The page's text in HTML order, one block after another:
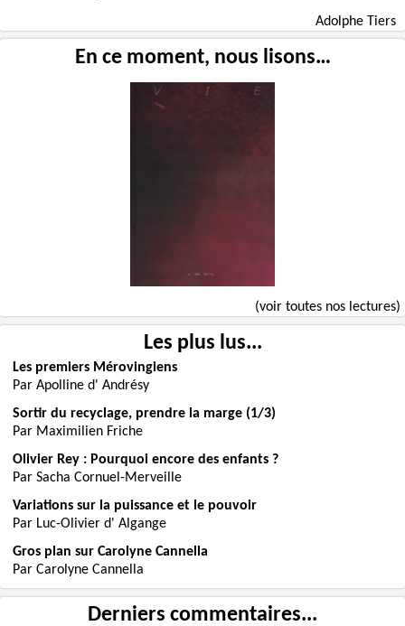
Adolphe Tiers
En ce moment, nous lisons…
(voir toutes nos lectures)
Les plus lus...
Les premiers Mérovingiens
Par Apolline d' Andrésy
Sortir du recyclage, prendre la marge (1/3)
Par Maximilien Friche
Olivier Rey : Pourquoi encore des enfants ?
Par Sacha Cornuel-Merveille
Variations sur la puissance et le pouvoir
Par Luc-Olivier d' Algange
Gros plan sur Carolyne Cannella
Par Carolyne Cannella
Derniers commentaires...